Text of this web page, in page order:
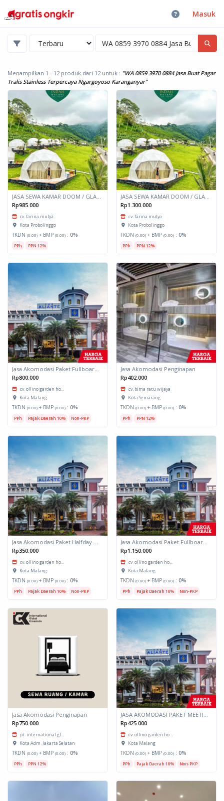
Masuk
Menampilkan 1 - 12 produk dari 12 untuk : "WA 0859 3970 0884 Jasa Buat Pagar
Tralis Stainless Terpercaya Ngargoyoso Karanganyar"
Rp985.000
cv. farina mulya
Kota Probolinggo
TKDN (0.00) + BMP (0.00) : 0%
PPh PPN 12%
Rp1.300.000
cv. farina mulya
Kota Probolinggo
TKDN (0.00) + BMP (0.00) : 0%
PPh PPN 12%
Jasa Akomodasi Paket Fullboard Twin Hotel Kota Malang
Rp800.000
cv. ollino garden ho...
Kota Malang
TKDN (0.00) + BMP (0.00) : 0%
PPh Pajak Daerah 10% Non-PKP
Jasa Akomodasi Penginapan
Rp402.000
cv. bima ratu wijaya
Kota Semarang
TKDN (0.00) + BMP (0.00) : 0%
PPh PPN 12%
Rp350.000
cv. ollino garden ho...
Kota Malang
TKDN (0.00) + BMP (0.00) : 0%
PPh Pajak Daerah 10% Non-PKP
Rp1.150.000
cv. ollino garden ho...
Kota Malang
TKDN (0.00) + BMP (0.00) : 0%
PPh Pajak Daerah 10% Non-PKP
Jasa Akomodasi Penginapan
Rp750.000
pt. international gl...
Kota Adm. Jakarta Selatan
TKDN (0.00) + BMP (0.00) : 0%
PPh PPN 12%
Rp425.000
cv. ollino garden ho...
Kota Malang
TKDN (0.00) + BMP (0.00) : 0%
PPh Pajak Daerah 10% Non-PKP